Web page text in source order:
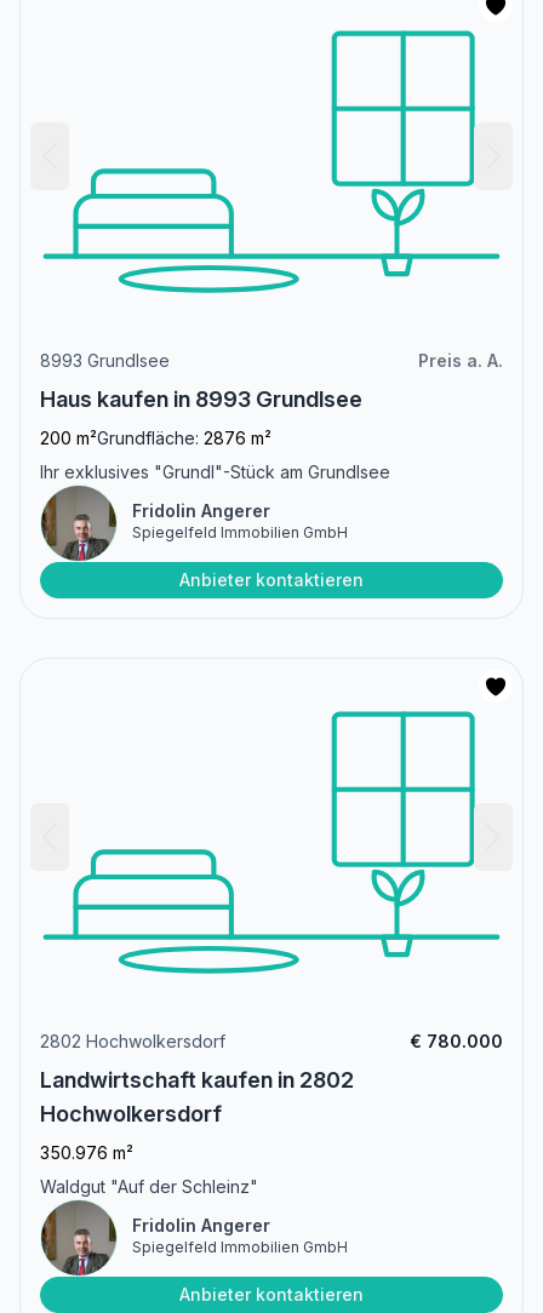
8993 Grundlsee Preis a. A.
Haus kaufen in 8993 Grundlsee
200 m²Grundfläche: 2876 m²
Ihr exklusives "Grundl"-Stück am Grundlsee
Fridolin Angerer
Spiegelfeld Immobilien GmbH
Anbieter kontaktieren
2802 Hochwolkersdorf € 780.000
Landwirtschaft kaufen in 2802
Hochwolkersdorf
350.976 m²
Waldgut "Auf der Schleinz"
Fridolin Angerer
Spiegelfeld Immobilien GmbH
Anbieter kontaktieren